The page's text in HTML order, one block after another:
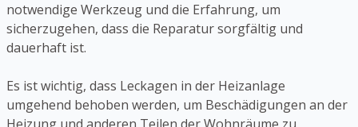
notwendige Werkzeug und die Erfahrung, um
sicherzugehen, dass die Reparatur sorgfältig und
dauerhaft ist.
Es ist wichtig, dass Leckagen in der Heizanlage
umgehend behoben werden, um Beschädigungen an der